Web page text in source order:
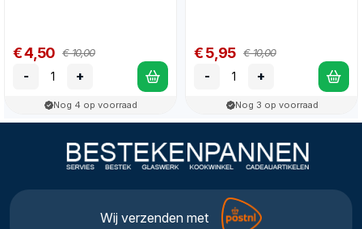
€ 4,50 € 10,00
- +
Nog 4 op voorraad
€ 5,95 € 10,00
- +
Nog 3 op voorraad
Wij verzenden met